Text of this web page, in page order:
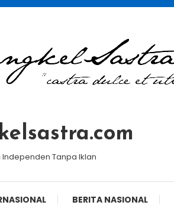
Tanpa Iklan
BERITA NASIONAL